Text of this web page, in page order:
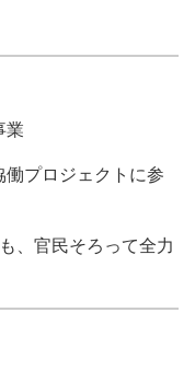
業
プロジェクトに参
、官民そろって全力